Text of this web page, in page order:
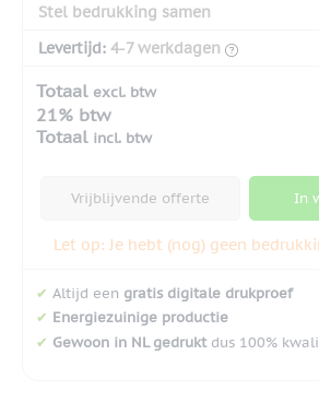
Stel bedrukking samen
Levertijd: 4-7 werkdagen
Totaal excl. btw
21% btw
Totaal incl. btw
Vrijblijvende offerte In
Let op: Je hebt (nog) geen
✔ Altijd een gratis digitale drukproef
✔ Energiezuinige productie
✔ Gewoon in NL gedruktdus 100%